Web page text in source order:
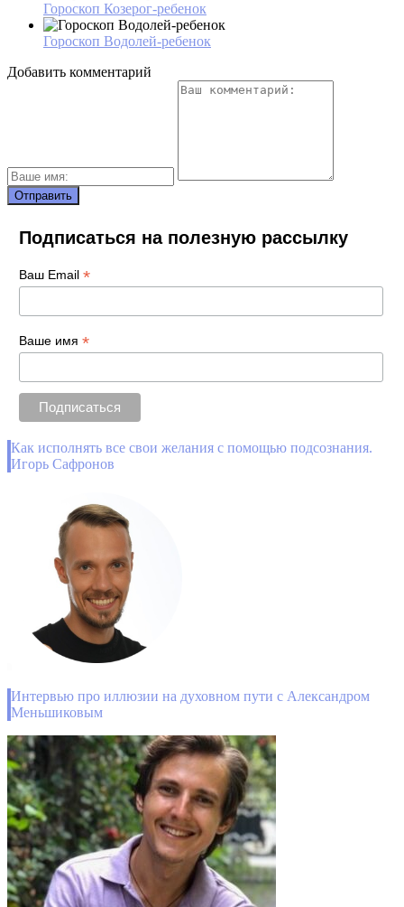
Гороскоп Козерог-ребенок
Гороскоп Водолей-ребенок
Добавить комментарий
Подписаться на полезную рассылку
Ваш Email *
Ваше имя *
Как исполнять все свои желания с помощью подсознания.
Игорь Сафронов
Интервью про иллюзии на духовном пути с Александром
Меньшиковым